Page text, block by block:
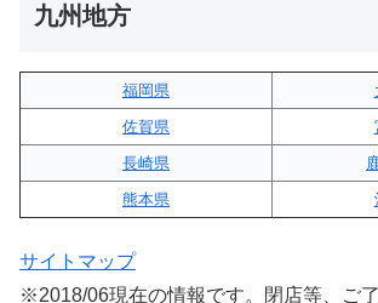
九州地方
福岡県
佐賀県
長崎県
熊本県
サイトマップ
※2018/06現在の情報です。閉店等、ご了